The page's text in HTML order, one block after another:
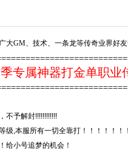
大GM、技术、一条龙等传奇业界好
专属神器打金单职
不予解封!!!!!!!!!!!!
级,本服所有一切全靠打！！！！！！
给小号追梦的机会！